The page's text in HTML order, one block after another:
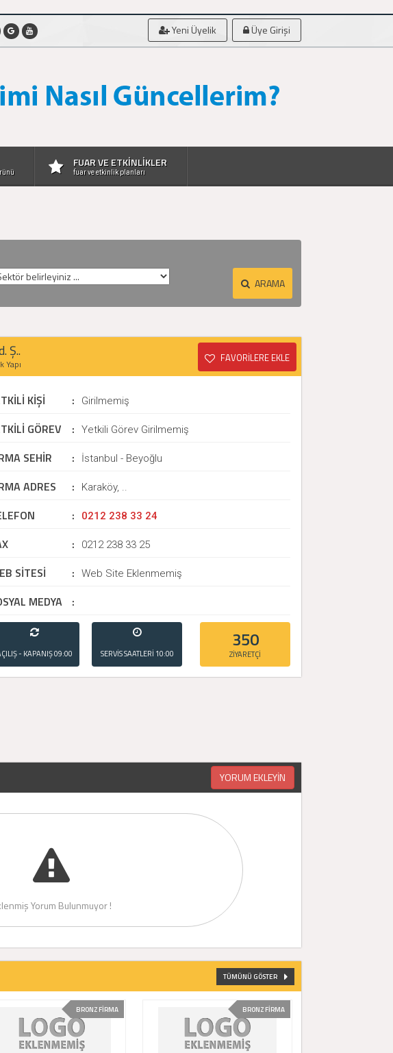
Yeni Üyelik Üye Girişi
FUAR VE ETKİNLİKLER
fuar ve etkinlik planları
ARAMA
Ş.. FAVORİLERE EKLE
KİŞİ : Girilmemiş
GÖREV : Yetkili Görev Girilmemiş
SEHİR : İstanbul - Beyoğlu
ADRES : Karaköy, ..
: 0212 238 33 24
: 0212 238 33 25
SİTESİ : Web Site Eklenmemiş
MEDYA :
- KAPANIŞ09:00
- 21:00
SERVİS SAATLERİ 10:00
- 20:00
350
ZİYARETÇİ
YORUM EKLEYİN
Yorum Bulunmuyor !
TÜMÜNÜ GÖSTER
BRONZ FİRMA BRONZ FİRMA